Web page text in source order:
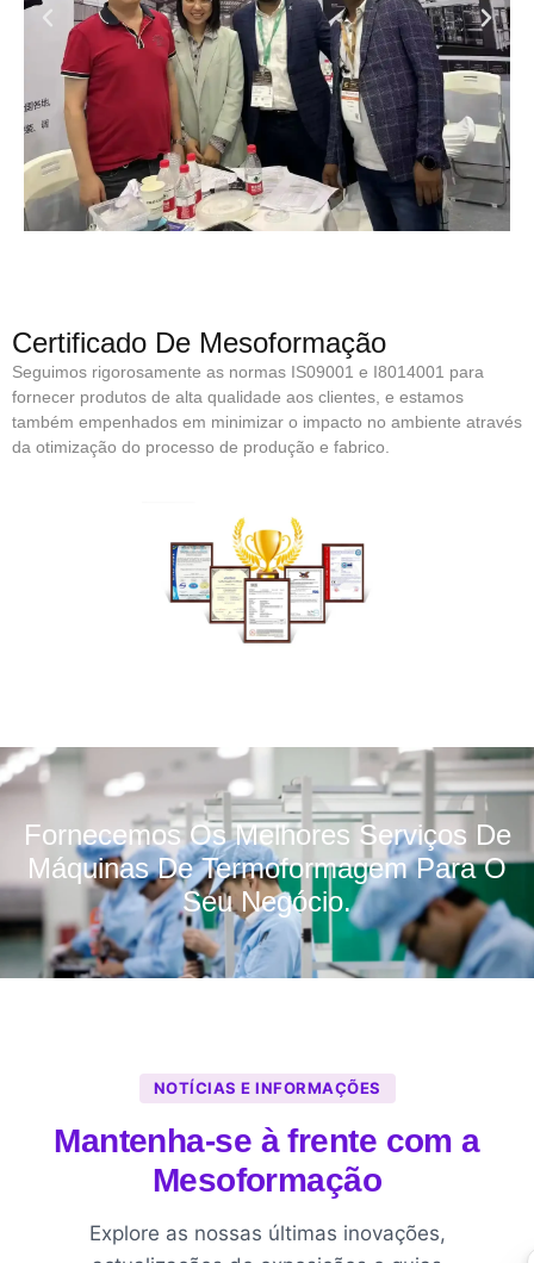
Certificado De Mesoformação
Seguimos rigorosamente as normas IS09001 e I8014001 para
fornecer produtos de alta qualidade aos clientes, e estamos
também empenhados em minimizar o impacto no ambiente através
da otimização do processo de produção e fabrico.
Fornecemos Os Melhores Serviços De
Máquinas De Termoformagem Para O
Seu Negócio.
NOTÍCIAS E INFORMAÇÕES
Mantenha-se à frente com a
Mesoformação
Explore as nossas últimas inovações,